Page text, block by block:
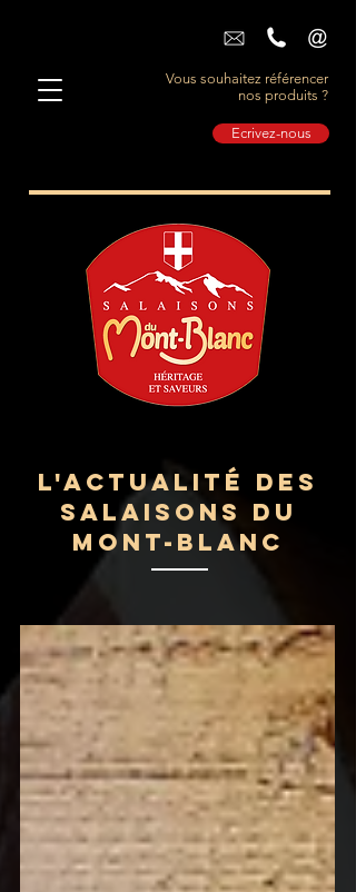
Vous souhaitez référencer
nos produits ?
Ecrivez-nous
L'actualité des
Salaisons du
Mont-Blanc